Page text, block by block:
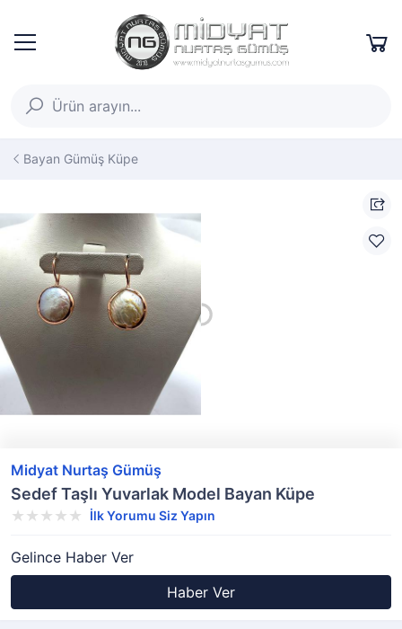
Bayan Gümüş Küpe
Midyat Nurtaş Gümüş
Sedef Taşlı Yuvarlak Model Bayan Küpe
İlk Yorumu Siz Yapın
Gelince Haber Ver
Haber Ver